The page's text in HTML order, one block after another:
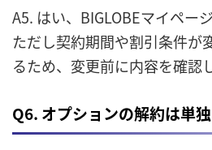
A5. はい、BIGLOBEマイペー
ただし契約期間や割引条件が
るため、変更前に内容を確認
Q6. オプションの解約は単